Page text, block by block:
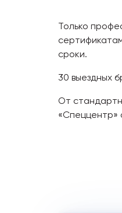
Только
сроки.
30 выездных
От
«Спеццентр»